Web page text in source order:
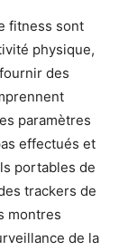
fitness sont
physique,
des
paramètres
effectués et
portables de
trackers de
montres
de la